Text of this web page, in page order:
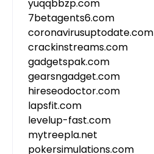
yuqqbbzp.com
7betagents6.com
coronavirusuptodate.com
crackinstreams.com
gadgetspak.com
gearsngadget.com
hireseodoctor.com
lapsfit.com
levelup-fast.com
mytreepla.net
pokersimulations.com